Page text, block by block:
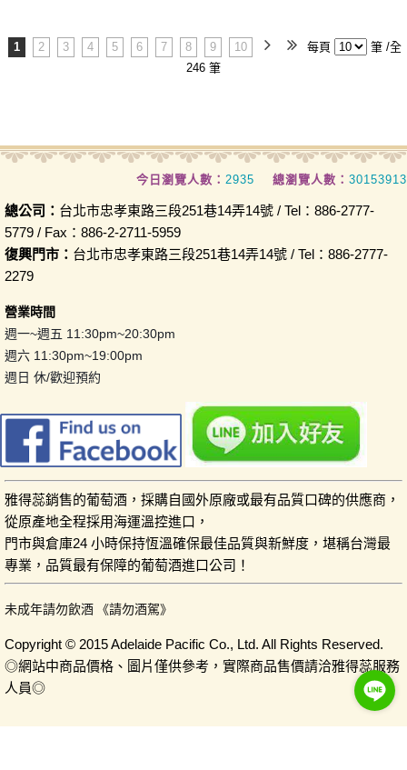
1 2 3 4 5 6 7 8 9 10 每頁
筆 /全
246 筆
今日瀏覽人數： 2935 總瀏覽人數： 30153913
總公司： 台北市忠孝東路三段251巷14弄14號 / Tel：886-2777-
5779 / Fax：886-2-2711-5959
復興門市： 台北市忠孝東路三段251巷14弄14號 / Tel：886-2777-
2279
營業時間
週一~週五 11:30pm~20:30pm
週六 11:30pm~19:00pm
週日 休/歡迎預約
雅得蕊銷售的葡萄酒，採購自國外原廠或最有品質口碑的供應商，
從原產地全程採用海運溫控進口，
門市與倉庫24 小時保持恆溫確保最佳品質與新鮮度，堪稱台灣最
專業，品質最有保障的葡萄酒進口公司！
未成年請勿飲酒 《請勿酒駕》
Copyright © 2015 Adelaide Pacific Co., Ltd. All Rights Reserved.
◎網站中商品價格、圖片僅供參考，實際商品售價請洽雅得蕊服務
人員◎